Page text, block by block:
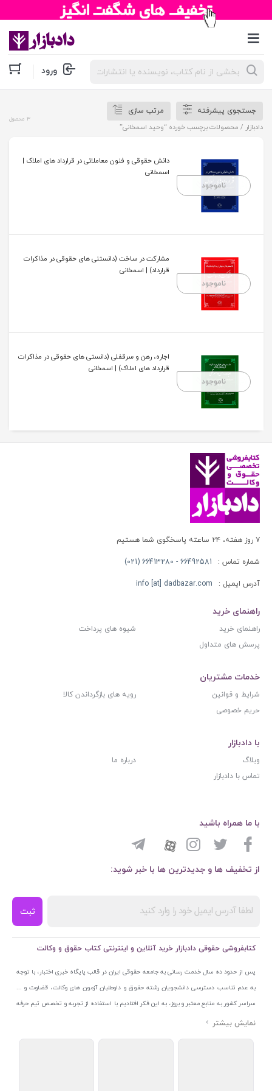
جستجوی
محصولات ورود
جستجوی پیشرفته
مرتب سازی
دادبازار / محصولات برچسب خورده “وحید اسمخانی”
3 محصول
ناموجود
دانش حقوقی و فنون معاملاتی در قرارداد های املاک |
اسمخانی
ناموجود
مشارکت در ساخت (دانستنی های حقوقی در مذاکرات
قرارداد) | اسمخانی
ناموجود
اجاره، رهن و سرقفلی (دانستی های حقوقی در مذاکرات
قرارداد های املاک) | اسمخانی
۷ روز هفته، ۲۴ ساعته پاسخگوی شما هستیم
شماره تماس : 66492581 - 66413280 (021)
آدرس ایمیل : info [at] dadbazar.com
راهنمای خرید
راهنمای خرید
شیوه های پرداخت
پرسش های متداول
خدمات مشتریان
شرایط و قوانین
رویه های بازگرداندن کالا
حریم خصوصی
با دادبازار
وبلاگ
درباره ما
تماس با دادبازار
از تخفیف ها و جدیدترین ها با خبر شوید:
ثبت
با ما همراه باشید
کتابفروشی حقوقی دادبازار خرید آنلاین و اینترنتی کتاب حقوق و وکالت
پس از حدود ده سال خدمت رسانی به جامعه حقوقی ایران در قالب پایگاه خبری اختبار، با توجه
به عدم تناسب دسترسی دانشجویان رشته حقوق و داوطلبان آزمون های وکالت، قضاوت و ...
سراسر کشور به منابع معتبر و بروز، به این فکر افتادیم با استفاده از تجربه و تخصص تیم حرفه
ای اختبار خدمتی جدید به جامعه حقوقی ایران ارائه کنیم. به این منظور با راه اندازی و تجهیز